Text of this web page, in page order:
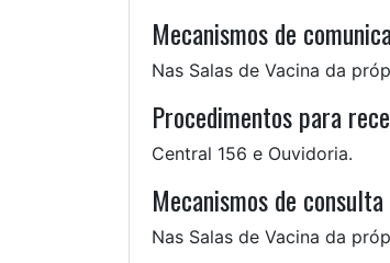
Mecanismos de
Nas Salas de Vacina da
Procedimentos para
Central 156 e Ouvidoria.
Mecanismos de
Nas Salas de Vacina da